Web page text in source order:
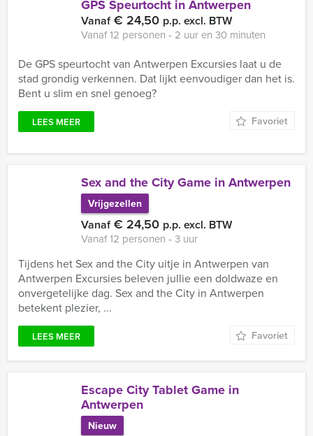
GPS Speurtocht in Antwerpen
Vanaf€ 24,50 p.p. excl. BTW
Vanaf 12 personen ‐ 2 uur en 30 minuten
De GPS speurtocht van Antwerpen Excursies laat u de
stad grondig verkennen. Dat lijkt eenvoudiger dan het is.
Bent u slim en snel genoeg?
LEES MEER Favoriet
Sex and the City Game in Antwerpen
Vrijgezellen
Vanaf€ 24,50 p.p. excl. BTW
Vanaf 12 personen ‐ 3 uur
Tijdens het Sex and the City uitje in Antwerpen van
Antwerpen Excursies beleven jullie een doldwaze en
onvergetelijke dag. Sex and the City in Antwerpen
betekent plezier, ...
LEES MEER Favoriet
Escape City Tablet Game in
Antwerpen
Nieuw